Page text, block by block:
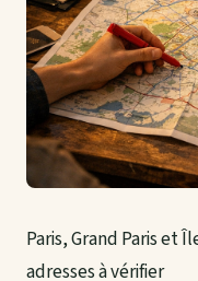
Paris, Grand Paris et
adresses à vérifier